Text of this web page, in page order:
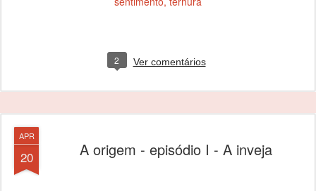
2 Ver comentários
APR
20 A origem - episódio I - A inveja